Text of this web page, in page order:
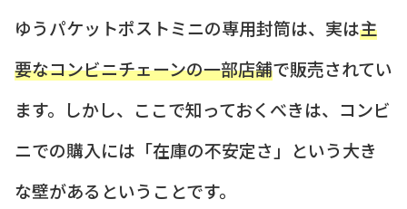
ゆうパケットポストミニの専用封筒は、実は主
要なコンビニチェーンの一部店舗で販売されてい
ます。しかし、ここで知っておくべきは、コンビ
ニでの購入には「在庫の不安定さ」という大き
な壁があるということです。